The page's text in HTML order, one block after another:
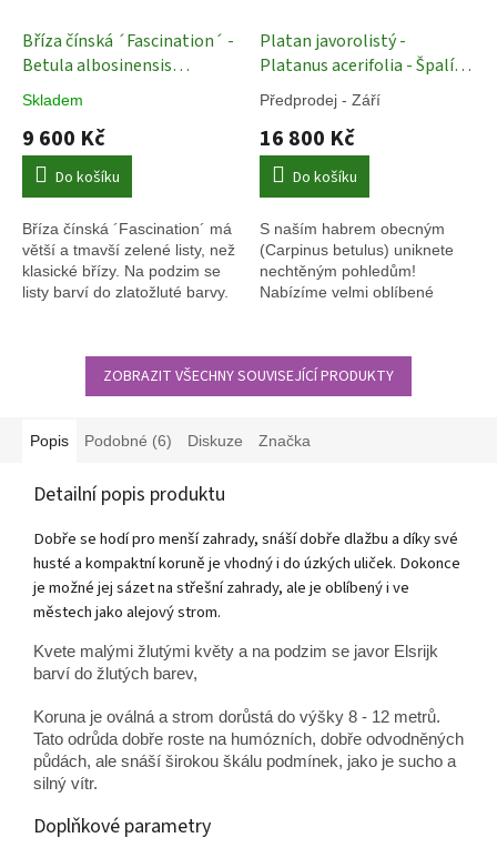
Bříza čínská ´Fascination´ -
Betula albosinensis
´´Fascination´ - ok 18/20
Okrasné stromy
Skladem
9 600 Kč
Do košíku
Bříza čínská ´Fascination´ má
větší a tmavší zelené listy, než
klasické břízy. Na podzim se
listy barví do zlatožluté barvy.
Platan javorolistý -
Platanus acerifolia - Špalír
ok 20/25 Exkluziv
Předprodej - Září
16 800 Kč
Do košíku
S naším habrem obecným
(Carpinus betulus) uniknete
nechtěným pohledům!
Nabízíme velmi oblíbené
ZOBRAZIT VŠECHNY SOUVISEJÍCÍ PRODUKTY
Popis Podobné (6) Diskuze Značka
Detailní popis produktu
Dobře se hodí pro menší zahrady, snáší dobře dlažbu a díky své
husté a kompaktní koruně je vhodný i do úzkých uliček. Dokonce
je možné jej sázet na střešní zahrady, ale je oblíbený i ve
městech jako alejový strom.
Kvete malými žlutými květy a na podzim se javor Elsrijk
barví do žlutých barev,
Koruna je oválná a strom dorůstá do výšky 8 - 12 metrů.
Tato odrůda dobře roste na humózních, dobře odvodněných
půdách, ale snáší širokou škálu podmínek, jako je sucho a
silný vítr.
Doplňkové parametry